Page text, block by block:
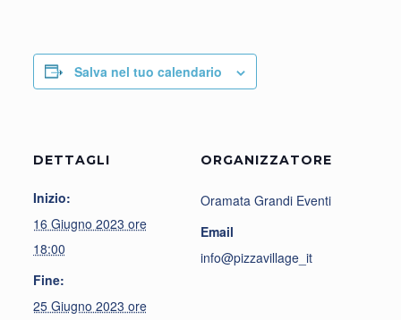
Salva nel tuo calendario
DETTAGLI
Inizio:
16 Giugno 2023 ore
18:00
Fine:
25 Giugno 2023 ore
ORGANIZZATORE
Oramata Grandi Eventi
Email
info@pizzavillage_it